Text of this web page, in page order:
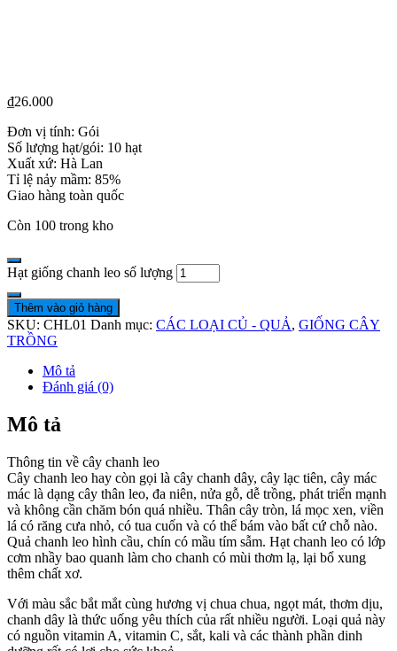
₫26.000
Đơn vị tính: Gói
Số lượng hạt/gói: 10 hạt
Xuất xứ: Hà Lan
Tỉ lệ nảy mầm: 85%
Giao hàng toàn quốc
Còn 100 trong kho
Hạt giống chanh leo số lượng
Thêm vào giỏ hàng
SKU: CHL01 Danh mục: CÁC LOẠI CỦ - QUẢ, GIỐNG CÂY
TRỒNG
Mô tả
Đánh giá (0)
Mô tả
Thông tin về cây chanh leo
Cây chanh leo hay còn gọi là cây chanh dây, cây lạc tiên, cây mác
mác là dạng cây thân leo, đa niên, nửa gỗ, dễ trồng, phát triển mạnh
và không cần chăm bón quá nhiều. Thân cây tròn, lá mọc xen, viền
lá có răng cưa nhỏ, có tua cuốn và có thể bám vào bất cứ chỗ nào.
Quả chanh leo hình cầu, chín có mầu tím sẫm. Hạt chanh leo có lớp
cơm nhầy bao quanh làm cho chanh có mùi thơm lạ, lại bổ xung
thêm chất xơ.
Với màu sắc bắt mắt cùng hương vị chua chua, ngọt mát, thơm dịu,
chanh dây là thức uống yêu thích của rất nhiều người. Loại quả này
có nguồn vitamin A, vitamin C, sắt, kali và các thành phần dinh